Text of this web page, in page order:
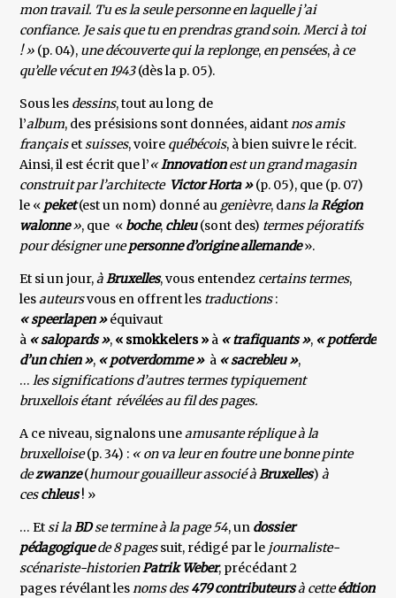
mon travail. Tu es la seule personne en laquelle j’ai
confiance. Je sais que tu en prendras grand soin. Merci à toi
! » (p. 04), une découverte qui la replonge, en pensées,à ce
qu’elle vécut en 1943(dès la p. 05).
Sous les dessins, tout au long de
l’album, des présisions sont données, aidantnos amis
françaisetsuisses, voire québécois, à bien suivre le récit.
Ainsi, il est écrit que l’«Innovationest un grand magasin
construit par l’architecte Victor Horta »(p. 05), que (p. 07)
le « peket(est un nom) donné au genièvre, dans laRégion
walonne», que « boche, chleu(sont des) termes péjoratifs
pour désigner unepersonne d’origine allemande».
Et si un jour,àBruxelles, vous entendez certains termes,
lesauteursvous en offrent les traductions:
« speerlapen »équivaut
à « salopards », « smokkelers » à « trafiquants », «
d’un chien », « potverdomme »à « sacrebleu »,
…les significations d’autres termes typiquement
bruxellois étant révélées au fil des pages.
A ce niveau, signalons uneamusante réplique à la
bruxelloise(p. 34) : « on va leur en foutre une bonne pinte
dezwanze(humour gouailleur associé àBruxelles)à
ceschleus! »
… Etsi laBDse termine à la page 54, un dossier
pédagogiquede 8 pagessuit, rédigé par le journaliste-
scénariste-historienPatrik Weber, précédant 2
pages révélant lesnoms des479 contributeursà cetteédtion